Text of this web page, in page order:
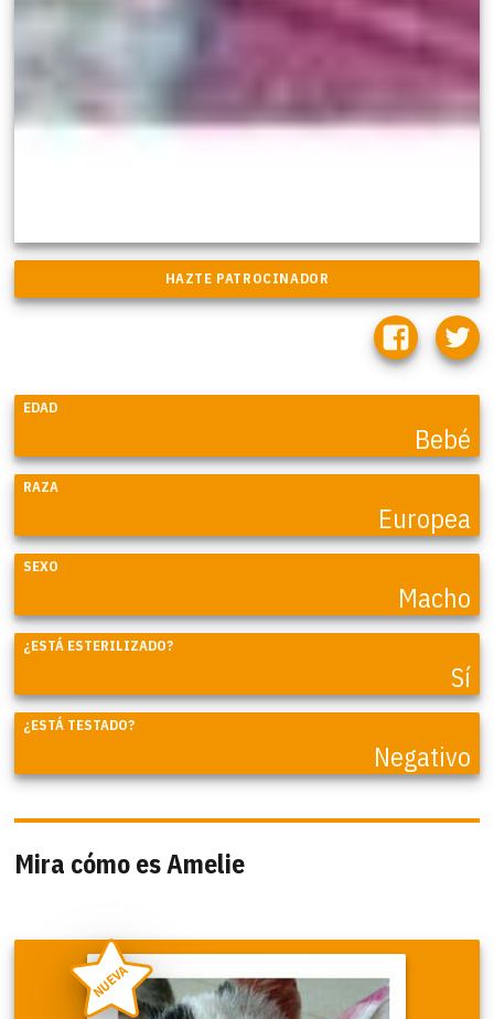
EDAD
Bebé
RAZA
Europea
SEXO
Macho
¿ESTÁ ESTERILIZADO?
Sí
¿ESTÁ TESTADO?
Negativo
Mira cómo es Amelie
NUEVA